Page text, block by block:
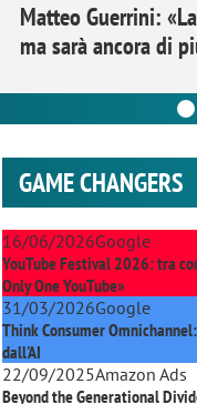
Matteo Guerrini:
ma sarà ancora di
GAME CHANGERS
16/06/2026Google
YouTube Festival 2026: tra
Only One YouTube»
31/03/2026Google
Think Consumer
dall'AI
22/09/2025Amazon Ads
Beyond the Generational